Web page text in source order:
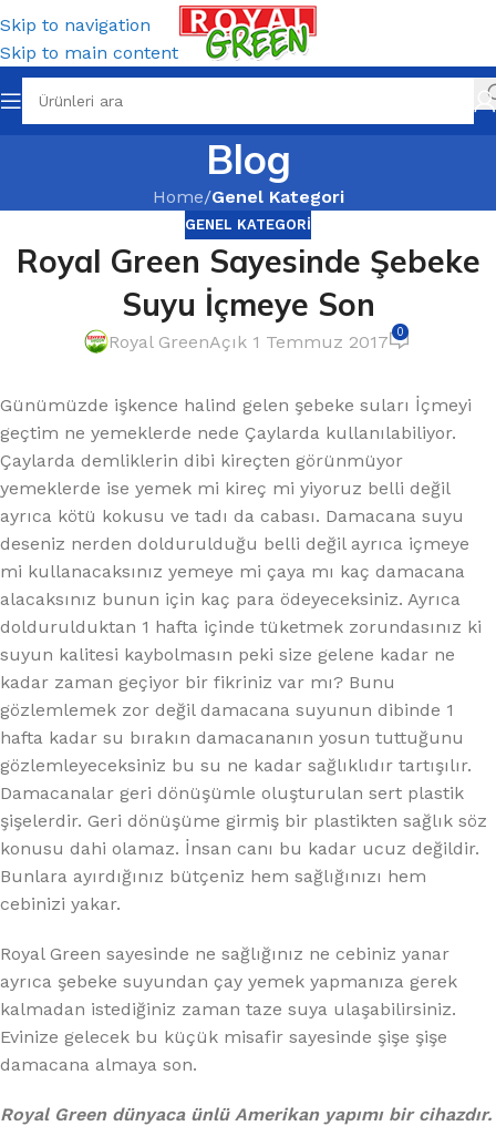
Skip to navigation
Skip to main content
Blog
Home/Genel Kategori
GENEL KATEGORI
Royal Green Sayesinde Şebeke
Suyu İçmeye Son
Royal GreenAçık 1 Temmuz 2017 0
Günümüzde işkence halind gelen şebeke suları İçmeyi
geçtim ne yemeklerde nede Çaylarda kullanılabiliyor.
Çaylarda demliklerin dibi kireçten görünmüyor
yemeklerde ise yemek mi kireç mi yiyoruz belli değil
ayrıca kötü kokusu ve tadı da cabası. Damacana suyu
deseniz nerden doldurulduğu belli değil ayrıca içmeye
mi kullanacaksınız yemeye mi çaya mı kaç damacana
alacaksınız bunun için kaç para ödeyeceksiniz. Ayrıca
doldurulduktan 1 hafta içinde tüketmek zorundasınız ki
suyun kalitesi kaybolmasın peki size gelene kadar ne
kadar zaman geçiyor bir fikriniz var mı? Bunu
gözlemlemek zor değil damacana suyunun dibinde 1
hafta kadar su bırakın damacananın yosun tuttuğunu
gözlemleyeceksiniz bu su ne kadar sağlıklıdır tartışılır.
Damacanalar geri dönüşümle oluşturulan sert plastik
şişelerdir. Geri dönüşüme girmiş bir plastikten sağlık söz
konusu dahi olamaz. İnsan canı bu kadar ucuz değildir.
Bunlara ayırdığınız bütçeniz hem sağlığınızı hem
cebinizi yakar.
Royal Green sayesinde ne sağlığınız ne cebiniz yanar
ayrıca şebeke suyundan çay yemek yapmanıza gerek
kalmadan istediğiniz zaman taze suya ulaşabilirsiniz.
Evinize gelecek bu küçük misafir sayesinde şişe şişe
damacana almaya son.
Royal Green dünyaca ünlü Amerikan yapımı bir cihazdır.